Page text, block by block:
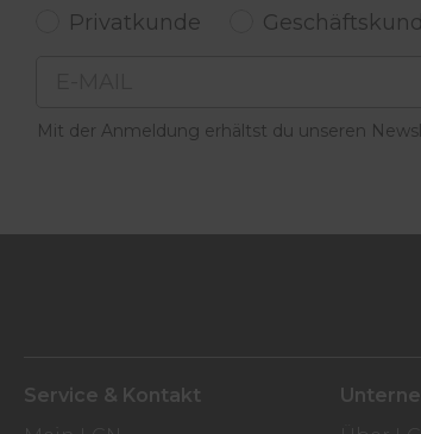
Privatkunde
Mit der Anmeldung erhältst du unseren
Service & Kontakt